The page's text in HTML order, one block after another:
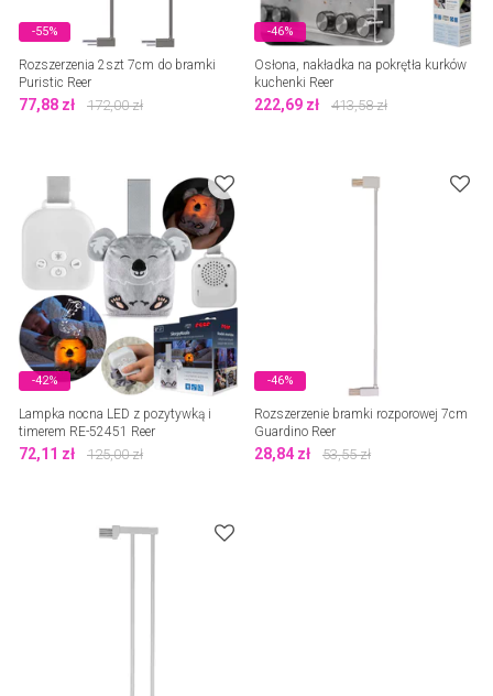
-55%
Rozszerzenia 2szt 7cm do bramki
Puristic Reer
77,88 zł 172,00zł
-46%
Osłona, nakładka na pokrętła kurków
kuchenki Reer
222,69 zł 413,58zł
-42%
Lampka nocna LED z pozytywką i
timerem RE-52451 Reer
72,11 zł 125,00zł
-46%
Rozszerzenie bramki rozporowej 7cm
Guardino Reer
28,84 zł 53,55zł